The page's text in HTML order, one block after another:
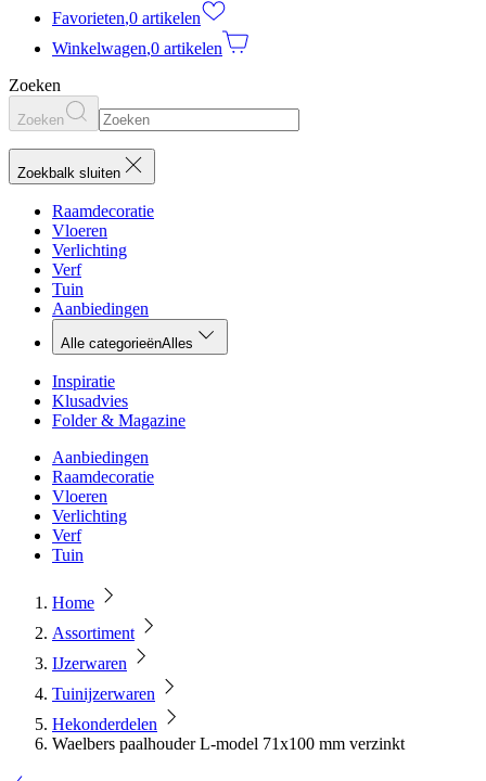
Favorieten,0 artikelen
Winkelwagen,0 artikelen
Zoeken
Zoeken
Zoekbalk sluiten
Raamdecoratie
Vloeren
Verlichting
Verf
Tuin
Aanbiedingen
Alle categorieënAlles
Inspiratie
Klusadvies
Folder & Magazine
Aanbiedingen
Raamdecoratie
Vloeren
Verlichting
Verf
Tuin
Home
Assortiment
IJzerwaren
Tuinijzerwaren
Hekonderdelen
Waelbers paalhouder L-model 71x100 mm verzinkt